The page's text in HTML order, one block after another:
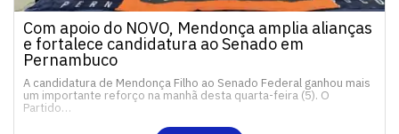
Com apoio do NOVO, Mendonça amplia alianças
e fortalece candidatura ao Senado em
Pernambuco
A candidatura de Mendonça Filho ao Senado Federal ganhou mais
um importante reforço na manhã desta quarta-feira (5). O
Partido…